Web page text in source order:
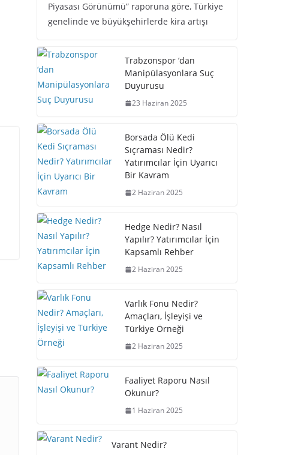
Piyasası Görünümü” raporuna göre, Türkiye
genelinde ve büyükşehirlerde kira artışı
Trabzonspor ‘dan
Manipülasyonlara Suç
Duyurusu
23 Haziran 2025
Borsada Ölü Kedi
Sıçraması Nedir?
Yatırımcılar İçin Uyarıcı
Bir Kavram
2 Haziran 2025
Hedge Nedir? Nasıl
Yapılır? Yatırımcılar İçin
Kapsamlı Rehber
2 Haziran 2025
Varlık Fonu Nedir?
Amaçları, İşleyişi ve
Türkiye Örneği
2 Haziran 2025
Faaliyet Raporu Nasıl
Okunur?
1 Haziran 2025
Varant Nedir?